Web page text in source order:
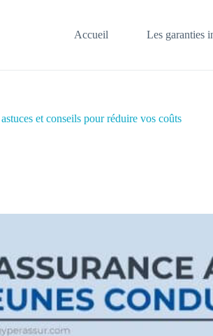
Accueil Les garanties
et conseils pour réduire vos coûts